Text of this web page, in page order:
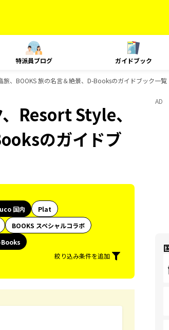
特派員ブログ ガイドブック
、BOOKS 旅の名言＆絶景、D-Booksのガイドブック一覧
Resort Style、
のガイドブ
国内
Plat
BOOKS スペシャルコラボ
Books
絞り込み条件を追加
AD